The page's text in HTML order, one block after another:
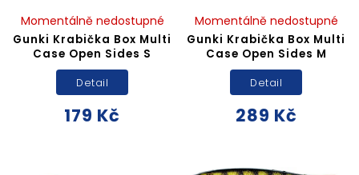
Gunki Krabička Box Multi
Case Open Sides S
Momentálně nedostupné
179 Kč
Detail
Gunki Krabička Box Multi
Case Open Sides M
Momentálně nedostupné
289 Kč
Detail